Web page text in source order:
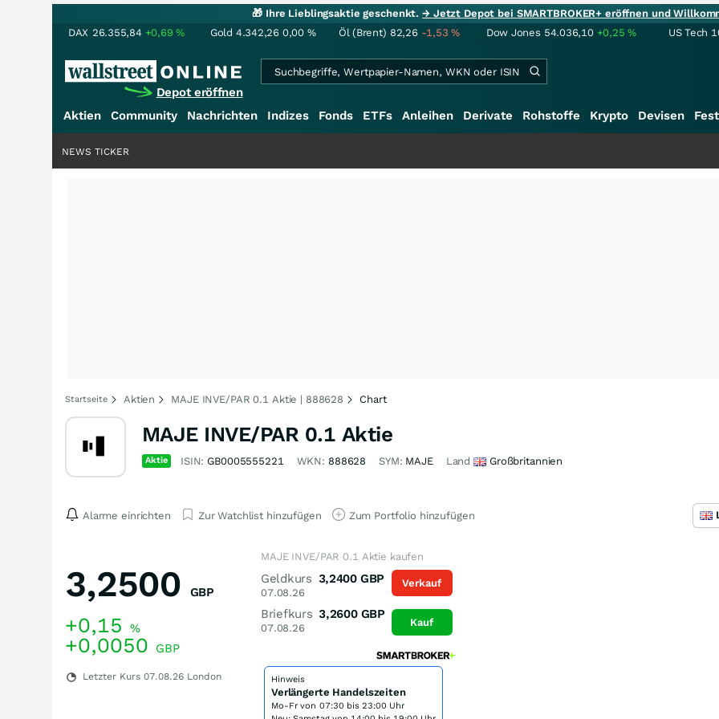
🎁 Ihre Lieblingsaktie geschenkt.→ Jetzt Depot bei SMARTBROKER+ eröffnen und
DAX 26.355,84 +0,69% Gold 4.342,26 0,00 % Öl (Brent) 82,26 -1,53% Dow Jones 54.036,10 +0,25% US Tech
Depot eröffnen
Aktien Community Nachrichten Indizes Fonds ETFs Anleihen Derivate Rohstoffe Krypto Devisen
NEWS TICKER
Startseite Aktien MAJE INVE/PAR 0.1 Aktie | 888628 Chart
MAJE INVE/PAR 0.1 Aktie
Aktie ISIN: GB0005555221 WKN: 888628 SYM: MAJE Land Großbritannien
Alarme einrichten Zur Watchlist hinzufügen Zum Portfolio hinzufügen
3,2500 GBP
+0,15 %
+0,0050 GBP
Letzter Kurs 07.08.26 London
MAJE INVE/PAR 0.1 Aktie kaufen
Geldkurs
07.08.26
3,2400 GBP
Briefkurs
07.08.26
3,2600 GBP
Verkauf
Kauf
Hinweis
Verlängerte Handelszeiten
Mo-Fr von 07:30 bis 23:00 Uhr